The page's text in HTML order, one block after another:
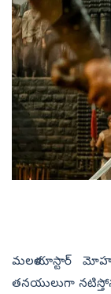
మలయాళ స్టార్‌
తనయులుగా